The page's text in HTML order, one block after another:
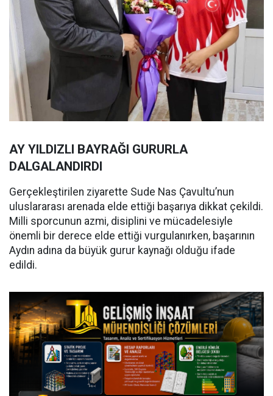
AY YILDIZLI BAYRAĞI GURURLA
DALGALANDIRDI
Gerçekleştirilen ziyarette Sude Nas Çavultu’nun
uluslararası arenada elde ettiği başarıya dikkat çekildi.
Milli sporcunun azmi, disiplini ve mücadelesiyle
önemli bir derece elde ettiği vurgulanırken, başarının
Aydın adına da büyük gurur kaynağı olduğu ifade
edildi.